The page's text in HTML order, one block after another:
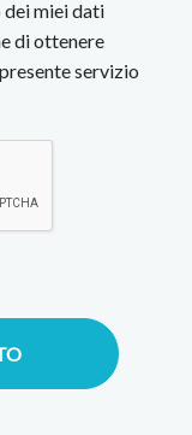
miei dati
di ottenere
servizio